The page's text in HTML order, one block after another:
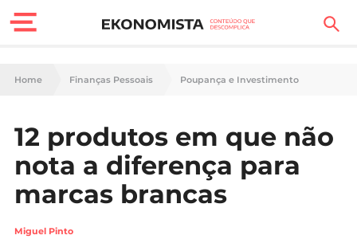
Finanças Pessoais
Carreira
Casa
Lifestyle
Home Finanças Pessoais Poupança e Investimento
12 produtos em que não
nota a diferença para
marcas brancas
Miguel Pinto